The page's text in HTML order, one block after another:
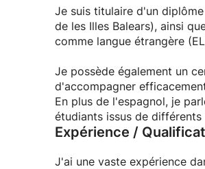
expression orale, préparer
espagnol, je suis là pour
Je suis titulaire d'un
de les Illes Balears), ainsi
comme langue étrangère
Je possède également un
d'accompagner
En plus de l'espagnol, je
étudiants issus de
Expérience /
J'ai une vaste expérience